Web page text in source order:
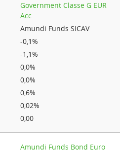
Government Classe G EUR
Acc
Amundi Funds SICAV
-0,1%
-1,1%
0,0%
0,0%
0,6%
0,02%
0,00
Amundi Funds Bond Euro